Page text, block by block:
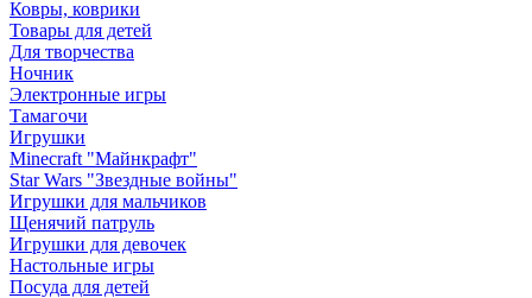
Ковры, коврики
Товары для детей
Для творчества
Ночник
Электронные игры
Тамагочи
Игрушки
Minecraft "Майнкрафт"
Star Wars "Звездные войны"
Игрушки для мальчиков
Щенячий патруль
Игрушки для девочек
Настольные игры
Посуда для детей